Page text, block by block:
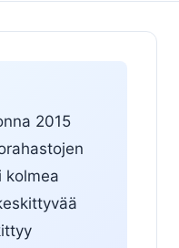
2015
kolmea